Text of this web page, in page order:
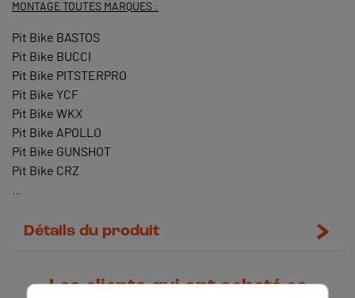
MONTAGE TOUTES MARQUES :
Pit Bike BASTOS
Pit Bike BUCCI
Pit Bike PITSTERPRO
Pit Bike YCF
Pit Bike WKX
Pit Bike APOLLO
Pit Bike GUNSHOT
Pit Bike CRZ
Détails du produit
Les clients qui ont acheté ce